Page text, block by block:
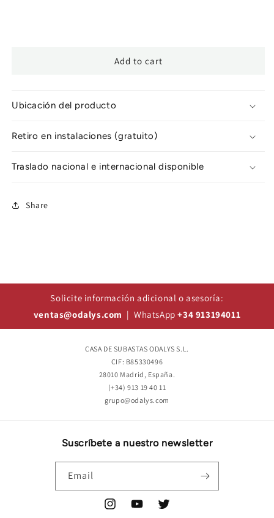
Add to cart
Ubicación del producto
Retiro en instalaciones (gratuito)
Traslado nacional e internacional disponible
Share
Solicite información adicional o asesoría:
ventas@odalys.com | WhatsApp+34 913194011
CASA DE SUBASTAS ODALYS S.L.
CIF: B85330496
28010 Madrid, España.
(+34) 913 19 40 11
grupo@odalys.com
Suscríbete a nuestro newsletter
Email
InstagramYouTubeTwitter